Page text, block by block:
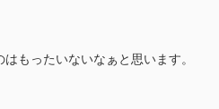
もったいないなぁと思います。